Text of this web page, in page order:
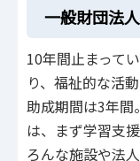
一般財団法
10年間止まって
り、福祉的な活
助成期間は3年間
は、まず学習支
ろんな施設や法